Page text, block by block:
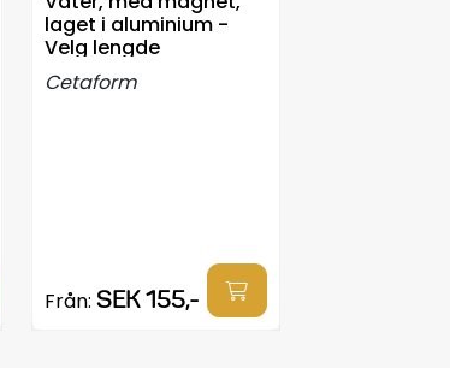
laget i aluminium -
Velg lengde
Cetaform
Från: SEK 155,-